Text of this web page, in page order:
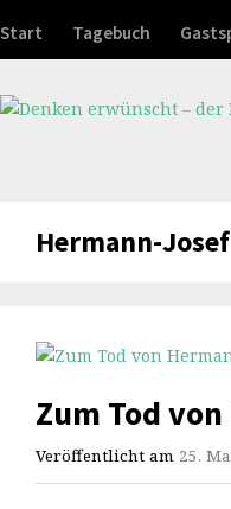
Start Tagebuch
Hermann-
Zum Tod
Veröffentlicht am 25.